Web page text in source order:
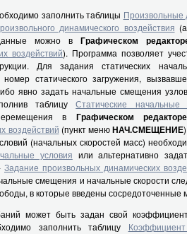
заполнить таблицы Произвольные
динамического воздействия
можно в Графическом
воздействий). Программа позволяет
Для задания статических
статического загружения,
явно задать начальные смещения
таблицуСтатические начальные
в Графическом редакторе
воздействий (пункт менюНАЧ.СМЕЩЕНИЕ
(начальных скоростей масс)
условия или альтернативно
Задание произвольных динамических
смещения и начальные скорости
в которые введены сосредоточенные
может быть задан свой
заполнить таблицу